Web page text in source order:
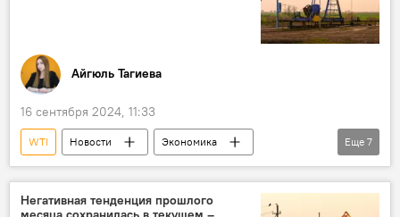
Айгюль Тагиева
16 сентября 2024, 11:33
WTI Новости
Экономика
энергетика
Цена нефти
трейдеры
Фьючерсы
Еще 7
Негативная тенденция прошлого